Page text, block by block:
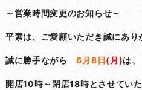
～営業時間変更のお知らせ～
平素は、ご愛顧いただき誠にあり
誠に勝手ながら6月8日(月)は、
開店10時～閉店18時とさせていた